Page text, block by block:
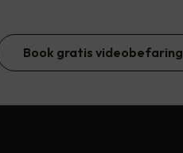
Book gratis videobefaring